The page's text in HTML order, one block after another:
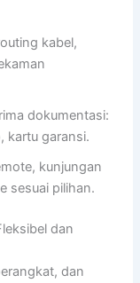
kabel,
dokumentasi:
kartu garansi.
kunjungan
sesuai pilihan.
dan
dan